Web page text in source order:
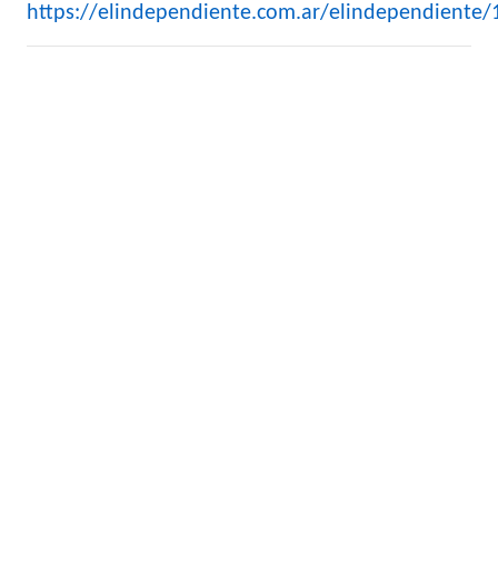
https://elindependiente.com.ar/elindependiente/